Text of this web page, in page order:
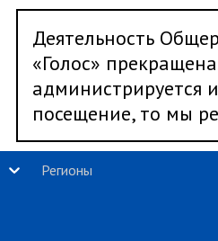
Деятельность
«Голос»
администрируется
посещение, то мы
Регионы